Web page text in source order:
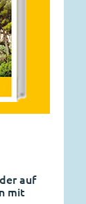
auf
mit